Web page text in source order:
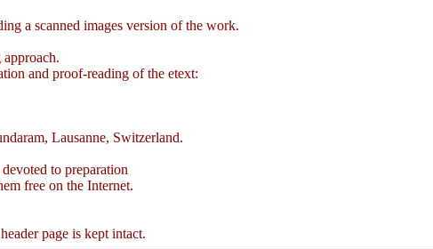
a scanned images version of the work.
and proof-reading of the etext:
Lausanne, Switzerland.
to preparation
free on the Internet.
page is kept intact.